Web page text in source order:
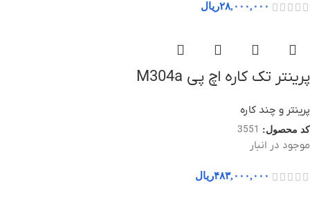
۲۸,۰۰۰,۰۰۰ریال
پرینتر تک کاره اچ پی M304a
پرینتر و چند کاره
کد محصول: 3551
موجود در انبار
۴۸۳,۰۰۰,۰۰۰ریال